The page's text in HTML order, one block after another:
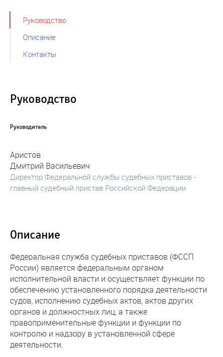
Руководство
Описание
Контакты
Руководство
Руководитель
Аристов
Дмитрий Васильевич
Директор Федеральной службы судебных приставов -
главный судебный пристав Российской Федерации
Описание
Федеральная служба судебных приставов (ФССП
России) является федеральным органом
исполнительной власти и осуществляет функции по
обеспечению установленного порядка деятельности
судов, исполнению судебных актов, актов других
органов и должностных лиц, а также
правоприменительные функции и функции по
контролю и надзору в установленной сфере
деятельности.